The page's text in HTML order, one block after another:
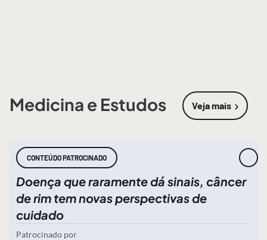
Medicina e Estudos Veja mais
sobre
CONTEÚDO PATROCINADO
Doença que raramente dá sinais, câncer
de rim tem novas perspectivas de
cuidado
Patrocinado por